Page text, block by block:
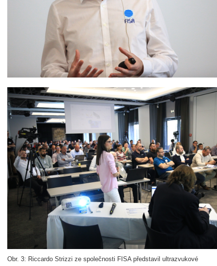
Obr. 3: Riccardo Strizzi ze společnosti FISA představil ultrazvukové